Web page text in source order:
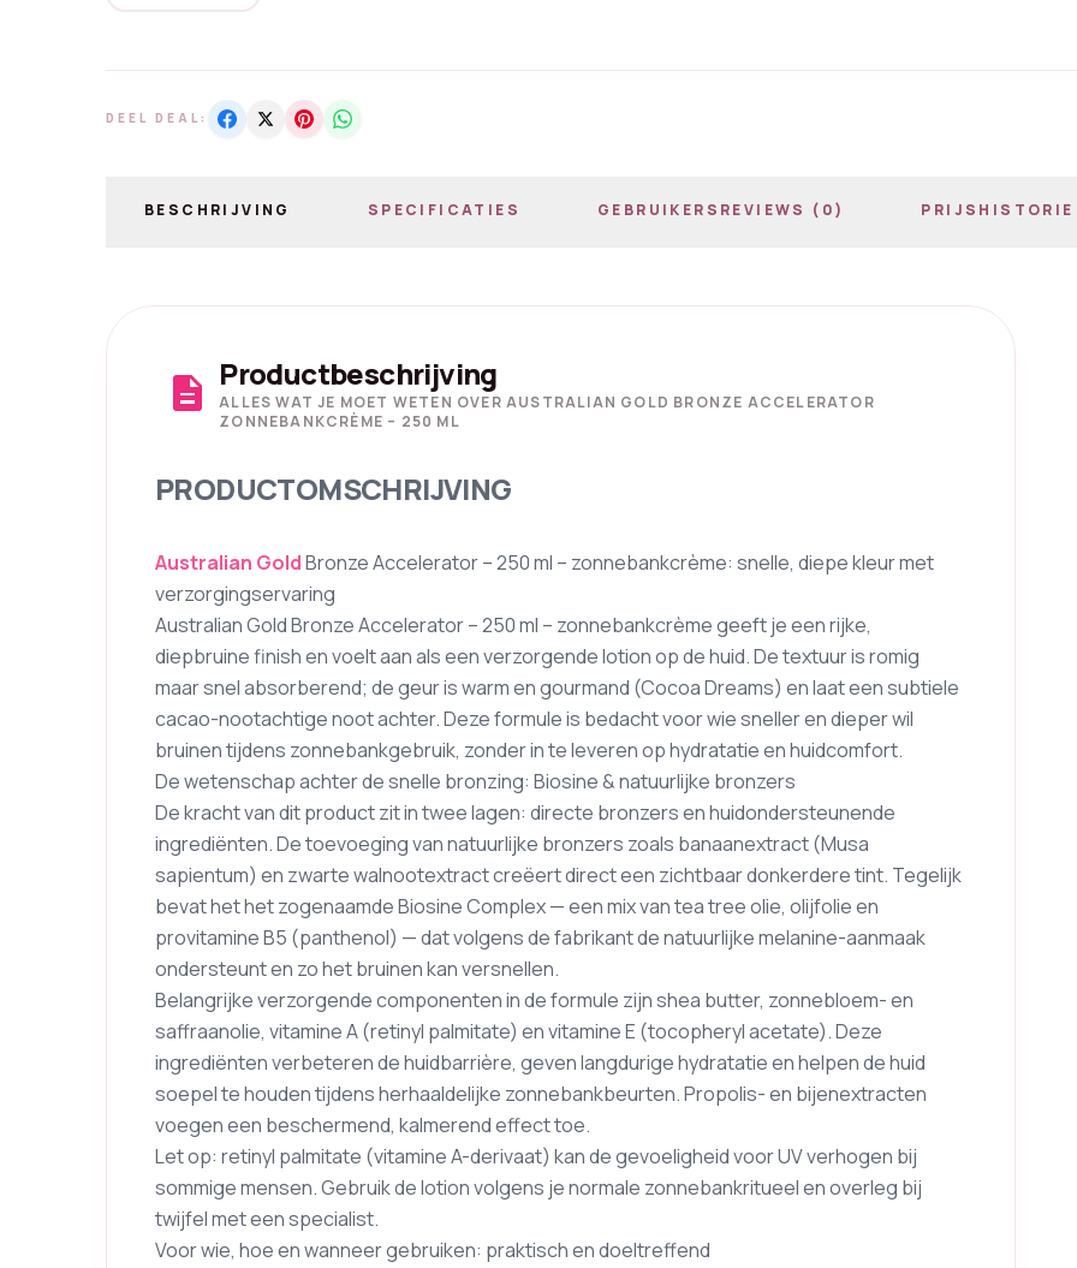
DEEL DEAL:
BESCHRIJVING SPECIFICATIES GEBRUIKERSREVIEWS (0) PRIJSHISTORIE
description Productbeschrijving
ALLES WAT JE MOET WETEN OVER AUSTRALIAN GOLD BRONZE ACCELERATOR
ZONNEBANKCRÈME – 250 ML
PRODUCTOMSCHRIJVING
Australian GoldBronze Accelerator – 250 ml – zonnebankcrème: snelle, diepe kleur met
verzorgingservaring
Australian Gold Bronze Accelerator – 250 ml – zonnebankcrème geeft je een rijke,
diepbruine finish en voelt aan als een verzorgende lotion op de huid. De textuur is romig
maar snel absorberend; de geur is warm en gourmand (Cocoa Dreams) en laat een subtiele
cacao-nootachtige noot achter. Deze formule is bedacht voor wie sneller en dieper wil
bruinen tijdens zonnebankgebruik, zonder in te leveren op hydratatie en huidcomfort.
De wetenschap achter de snelle bronzing: Biosine & natuurlijke bronzers
De kracht van dit product zit in twee lagen: directe bronzers en huidondersteunende
ingrediënten. De toevoeging van natuurlijke bronzers zoals banaanextract (Musa
sapientum) en zwarte walnootextract creëert direct een zichtbaar donkerdere tint. Tegelijk
bevat het het zogenaamde Biosine Complex — een mix van tea tree olie, olijfolie en
provitamine B5 (panthenol) — dat volgens de fabrikant de natuurlijke melanine-aanmaak
ondersteunt en zo het bruinen kan versnellen.
Belangrijke verzorgende componenten in de formule zijn shea butter, zonnebloem- en
saffraanolie, vitamine A (retinyl palmitate) en vitamine E (tocopheryl acetate). Deze
ingrediënten verbeteren de huidbarrière, geven langdurige hydratatie en helpen de huid
soepel te houden tijdens herhaaldelijke zonnebankbeurten. Propolis- en bijenextracten
voegen een beschermend, kalmerend effect toe.
Let op: retinyl palmitate (vitamine A-derivaat) kan de gevoeligheid voor UV verhogen bij
sommige mensen. Gebruik de lotion volgens je normale zonnebankritueel en overleg bij
twijfel met een specialist.
Voor wie, hoe en wanneer gebruiken: praktisch en doeltreffend